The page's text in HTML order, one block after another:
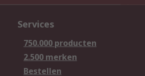
Services
750.000 producten
2.500 merken
Bestellen